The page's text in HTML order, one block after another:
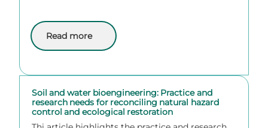
Read more
about Asociación Española de Climatología
Soil and water bioengineering: Practice and
research needs for reconciling natural hazard
control and ecological restoration